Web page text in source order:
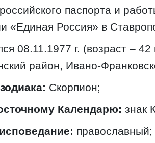
паспорта и
«Единая Россия» в
08.11.1977 г. (возраст –
район, Ивано-
Скорпион;
Календарю: знак
православный;